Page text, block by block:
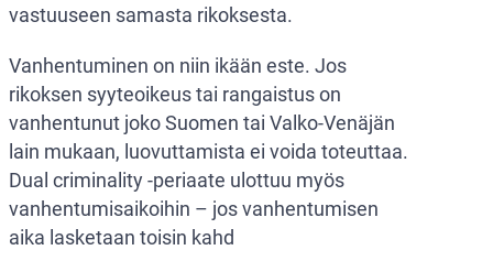
vastuuseen samasta rikoksesta.
Vanhentuminen on niin ikään este. Jos
rikoksen syyteoikeus tai rangaistus on
vanhentunut joko Suomen tai Valko-Venäjän
lain mukaan, luovuttamista ei voida toteuttaa.
Dual criminality -periaate ulottuu myös
vanhentumisaikoihin – jos vanhentumisen
aika lasketaan toisin kahd